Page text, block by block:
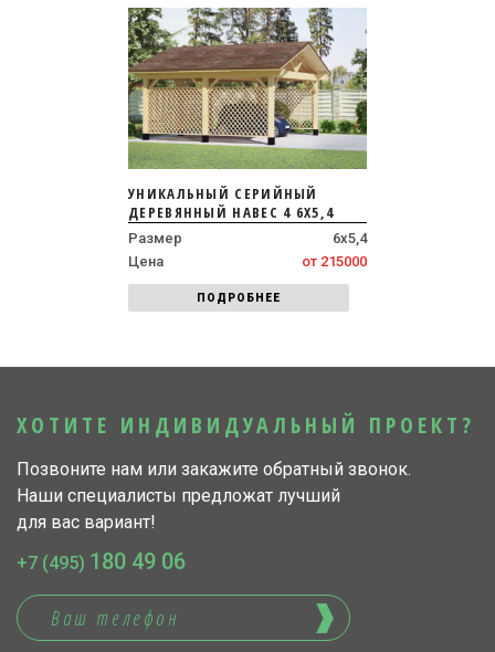
УНИКАЛЬНЫЙ СЕРИЙНЫЙ
ДЕРЕВЯННЫЙ НАВЕС 4 6Х5,4
Размер
6х5,4
Цена
от 215000
ПОДРОБНЕЕ
ХОТИТЕ ИНДИВИДУАЛЬНЫЙ ПРОЕКТ?
Позвоните нам или закажите обратный звонок.
Наши специалисты предложат лучший
для вас вариант!
+7 (495) 180 49 06